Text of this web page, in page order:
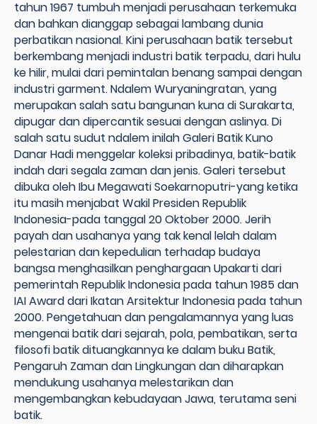
tahun 1967 tumbuh menjadi perusahaan terkemuka
dan bahkan dianggap sebagai lambang dunia
perbatikan nasional. Kini perusahaan batik tersebut
berkembang menjadi industri batik terpadu, dari hulu
ke hilir, mulai dari pemintalan benang sampai dengan
industri garment. Ndalem Wuryaningratan, yang
merupakan salah satu bangunan kuna di Surakarta,
dipugar dan dipercantik sesuai dengan aslinya. Di
salah satu sudut ndalem inilah Galeri Batik Kuno
Danar Hadi menggelar koleksi pribadinya, batik-batik
indah dari segala zaman dan jenis. Galeri tersebut
dibuka oleh Ibu Megawati Soekarnoputri-yang ketika
itu masih menjabat Wakil Presiden Republik
Indonesia-pada tanggal 20 Oktober 2000. Jerih
payah dan usahanya yang tak kenal lelah dalam
pelestarian dan kepedulian terhadap budaya
bangsa menghasilkan penghargaan Upakarti dari
pemerintah Republik Indonesia pada tahun 1985 dan
IAI Award dari Ikatan Arsitektur Indonesia pada tahun
2000. Pengetahuan dan pengalamannya yang luas
mengenai batik dari sejarah, pola, pembatikan, serta
filosofi batik dituangkannya ke dalam buku Batik,
Pengaruh Zaman dan Lingkungan dan diharapkan
mendukung usahanya melestarikan dan
mengembangkan kebudayaan Jawa, terutama seni
batik.